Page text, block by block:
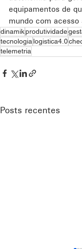
equipamentos de
mundo com
dinamikprodutividade
tecnologialogistica4.0
telemetria
Posts recentes